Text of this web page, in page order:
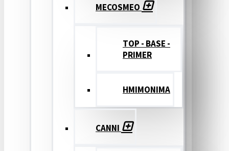
MECOSMEO
TOP - BASE -
PRIMER
ΗΜΙΜΟΝΙΜΑ
CANNI